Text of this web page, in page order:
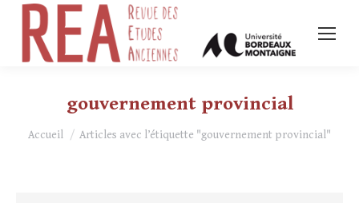
gouvernement provincial
Vous êtes ici :
Accueil Articles avec l’étiquette "gouvernement provincial"